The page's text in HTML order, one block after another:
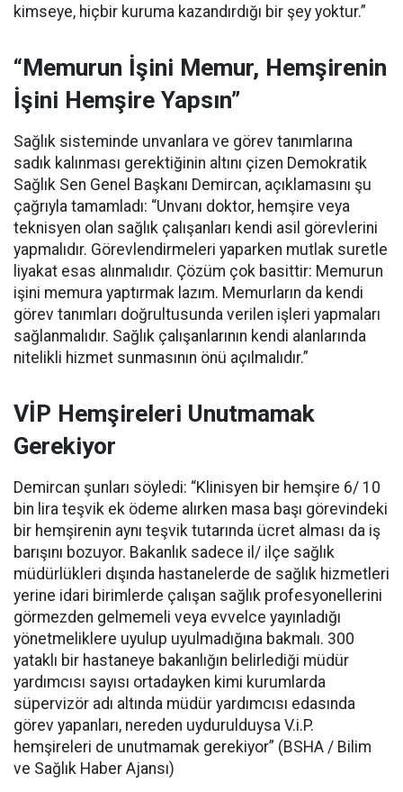
kimseye, hiçbir kuruma kazandırdığı bir şey yoktur.”
“Memurun İşini Memur, Hemşirenin
İşini Hemşire Yapsın”
Sağlık sisteminde unvanlara ve görev tanımlarına
sadık kalınması gerektiğinin altını çizen Demokratik
Sağlık Sen Genel Başkanı Demircan, açıklamasını şu
çağrıyla tamamladı: “Unvanı doktor, hemşire veya
teknisyen olan sağlık çalışanları kendi asil görevlerini
yapmalıdır. Görevlendirmeleri yaparken mutlak suretle
liyakat esas alınmalıdır. Çözüm çok basittir: Memurun
işini memura yaptırmak lazım. Memurların da kendi
görev tanımları doğrultusunda verilen işleri yapmaları
sağlanmalıdır. Sağlık çalışanlarının kendi alanlarında
nitelikli hizmet sunmasının önü açılmalıdır.”
VİP Hemşireleri Unutmamak
Gerekiyor
Demircan şunları söyledi: “Klinisyen bir hemşire 6/ 10
bin lira teşvik ek ödeme alırken masa başı görevindeki
bir hemşirenin aynı teşvik tutarında ücret alması da iş
barışını bozuyor. Bakanlık sadece il/ ilçe sağlık
müdürlükleri dışında hastanelerde de sağlık hizmetleri
yerine idari birimlerde çalışan sağlık profesyonellerini
görmezden gelmemeli veya evvelce yayınladığı
yönetmeliklere uyulup uyulmadığına bakmalı. 300
yataklı bir hastaneye bakanlığın belirlediği müdür
yardımcısı sayısı ortadayken kimi kurumlarda
süpervizör adı altında müdür yardımcısı edasında
görev yapanları, nereden uydurulduysa V.i.P.
hemşireleri de unutmamak gerekiyor” (BSHA / Bilim
ve Sağlık Haber Ajansı)